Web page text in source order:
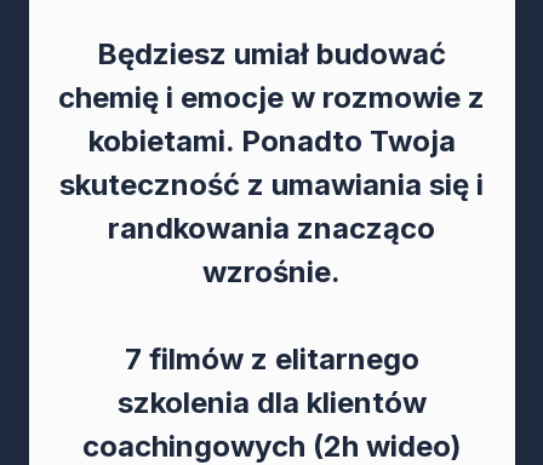
Będziesz umiał budować
chemię i emocje w rozmowie z
kobietami. Ponadto Twoja
skuteczność z umawiania się i
randkowania znacząco
wzrośnie.
7 filmów z elitarnego
szkolenia dla klientów
coachingowych (2h wideo)